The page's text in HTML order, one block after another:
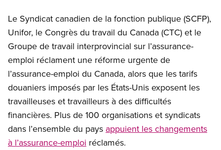
Le Syndicat canadien de la fonction publique (SCFP),
Unifor, le Congrès du travail du Canada (CTC) et le
Groupe de travail interprovincial sur l’assurance-
emploi réclament une réforme urgente de
l’assurance-emploi du Canada, alors que les tarifs
douaniers imposés par les États-Unis exposent les
travailleuses et travailleurs à des difficultés
financières. Plus de 100 organisations et syndicats
dans l’ensemble du pays appuient les changements
à l’assurance-emploi réclamés.